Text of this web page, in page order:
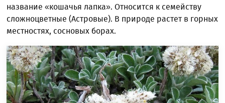
название «кошачья лапка». Относится к семейству
сложноцветные (Астровые). В природе растет в горных
местностях, сосновых борах.